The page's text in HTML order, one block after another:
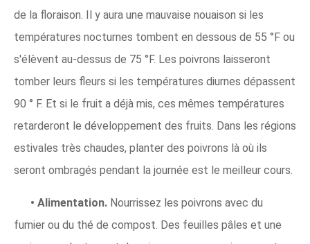
de la floraison. Il y aura une mauvaise nouaison si les
températures nocturnes tombent en dessous de 55 °F ou
s'élèvent au-dessus de 75 °F. Les poivrons laisseront
tomber leurs fleurs si les températures diurnes dépassent
90 ° F. Et si le fruit a déjà mis, ces mêmes températures
retarderont le développement des fruits. Dans les régions
estivales très chaudes, planter des poivrons là où ils
seront ombragés pendant la journée est le meilleur cours.
• Alimentation. Nourrissez les poivrons avec du
fumier ou du thé de compost. Des feuilles pâles et une